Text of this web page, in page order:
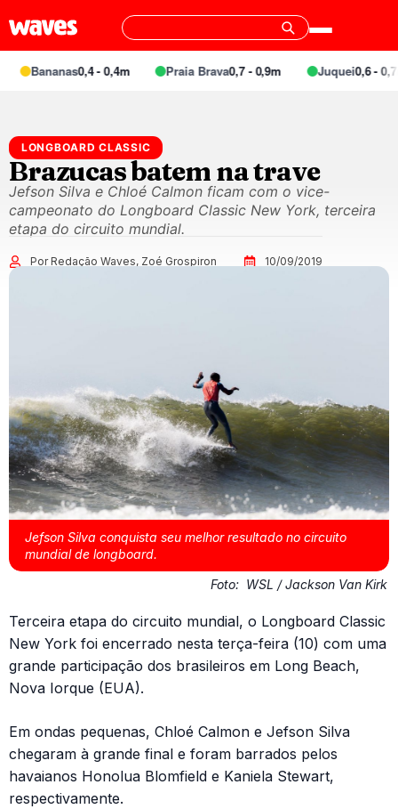
Bananas0,4 - 0,4m Praia Brava0,7 - 0,9m Juquei0,6 - 0,7m
LONGBOARD CLASSIC
Brazucas batem na trave
Jefson Silva e Chloé Calmon ficam com o vice-
campeonato do Longboard Classic New York, terceira
etapa do circuito mundial.
Por Redação Waves, Zoé Grospiron 10/09/2019
Jefson Silva conquista seu melhor resultado no circuito
mundial de longboard.
Foto: WSL / Jackson Van Kirk
Terceira etapa do circuito mundial, o Longboard Classic
New York foi encerrado nesta terça-feira (10) com uma
grande participação dos brasileiros em Long Beach,
Nova Iorque (EUA).
Em ondas pequenas, Chloé Calmon e Jefson Silva
chegaram à grande final e foram barrados pelos
havaianos Honolua Blomfield e Kaniela Stewart,
respectivamente.